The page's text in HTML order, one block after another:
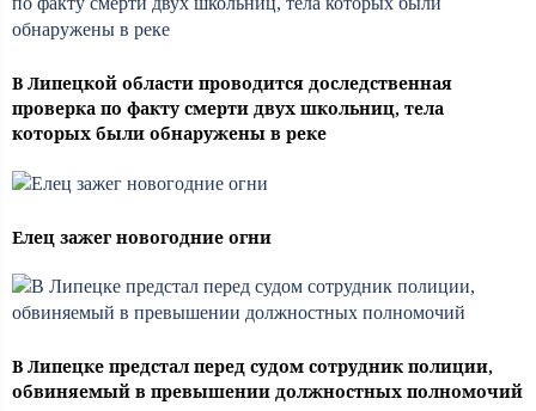
В Липецкой области проводится доследственная
проверка по факту смерти двух школьниц, тела
которых были обнаружены в реке
Елец зажег новогодние огни
В Липецке предстал перед судом сотрудник полиции,
обвиняемый в превышении должностных полномочий